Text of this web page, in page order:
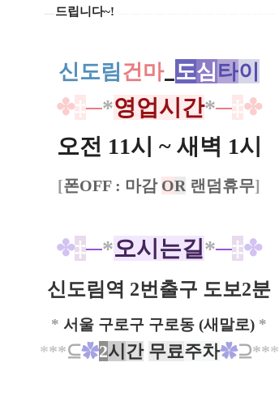
드립니다~!
신도림건마_ 도심타이
✤ ─*영업시간*─ ✤
오전 11시 ~ 새벽 1시
[폰OFF : 마감 OR 랜덤휴무]
✤‡─*오시는길*─‡✤
신도림역 2번출구 도보2분
* 서울 구로구 구로동 (새말로) *
***⊆✿2시 간 무료주차✿⊇***